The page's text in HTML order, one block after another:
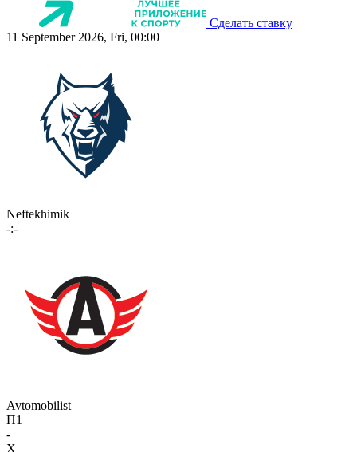
Сделать ставку
11 September 2026, Fri, 00:00
Neftekhimik
-:-
Avtomobilist
П1
-
X